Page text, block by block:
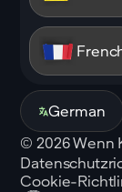
German
©2026Wenn
Cookie-